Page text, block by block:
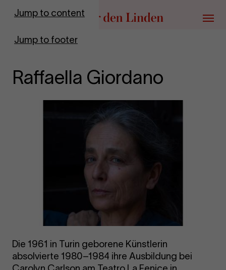
Jump to content
Jump to footer
Go to homepage
Menu
Raffaella Giordano
Die 1961 in Turin geborene Künstlerin
absolvierte 1980–1984 ihre Ausbildung bei